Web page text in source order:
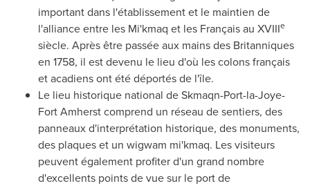
important dans l'établissement et le maintien de
l'alliance entre les Mi'kmaq et les Français au XVIIIe
siècle. Après être passée aux mains des Britanniques
en 1758, il est devenu le lieu d'où les colons français
et acadiens ont été déportés de l'île.
Le lieu historique national de Skmaqn-Port-la-Joye-
Fort Amherstcomprend un réseau de sentiers, des
panneaux d'interprétation historique, des monuments,
des plaques et un wigwam mi'kmaq. Les visiteurs
peuvent également profiter d'un grand nombre
d'excellents points de vue sur le port de